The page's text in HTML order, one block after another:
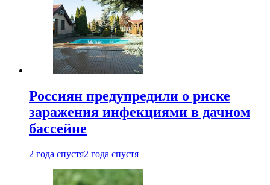
Россиян предупредили о риске
заражения инфекциями в дачном
бассейне
2 года спустя2 года спустя